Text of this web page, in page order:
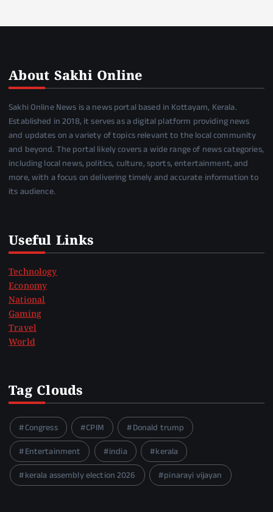
About Sakhi Online
Sakhi Online News is a news portal based in Kottayam, Kerala.
Established in 2018, it serves as a digital platform providing news
and updates on a variety of topics relevant to the local community
and beyond. The portal likely covers a wide range of news categories,
including local news, politics, culture, sports, entertainment, and
more, with a focus on delivering timely and accurate information to
its audience.
Useful Links
Technology
Economy
National
Gaming
Travel
World
Tag Clouds
Congress CPIM
Donald trump
Entertainment
india
kerala
kerala assembly election 2026
pinarayi vijayan